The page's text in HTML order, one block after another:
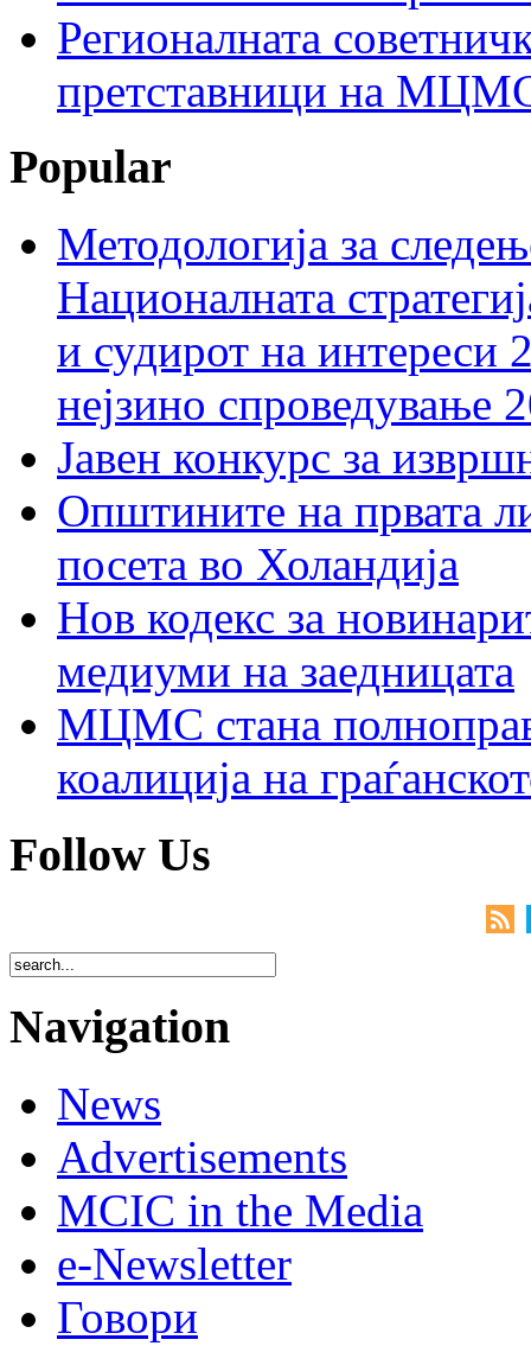
Регионалната
претставници на МЦМС
Popular
Методологија за
Националната
и судирот на интереси
нејзино спроведување
Јавен конкурс за
Општините на првата
посета во Холандија
Нов кодекс за
медиуми на заедницата
МЦМС стана
коалиција на
Follow Us
Navigation
News
Advertisements
MCIC in the Media
e-Newsletter
Говори